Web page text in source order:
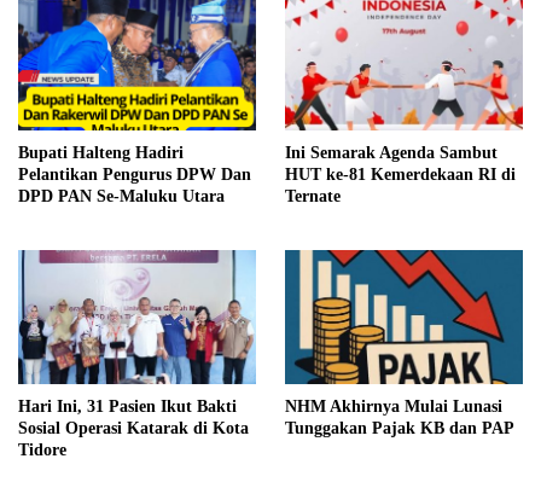
Bupati Halteng Hadiri
Pelantikan Pengurus DPW Dan
DPD PAN Se-Maluku Utara
Ini Semarak Agenda Sambut
HUT ke-81 Kemerdekaan RI di
Ternate
Hari Ini, 31 Pasien Ikut Bakti
Sosial Operasi Katarak di Kota
Tidore
NHM Akhirnya Mulai Lunasi
Tunggakan Pajak KB dan PAP